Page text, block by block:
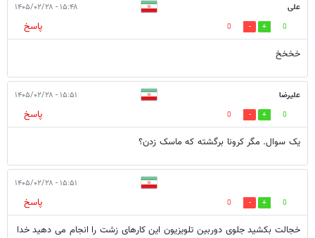
علی ۱۵:۴۸ - ۱۴۰۵/۰۲/۲۸
0
0
پاسخ
خخخخ
علیرضا ۱۵:۵۱ - ۱۴۰۵/۰۲/۲۸
0
0
پاسخ
یک سوال. مگر کرونا برگشته که ماسک زدن؟
۱۵:۵۱ - ۱۴۰۵/۰۲/۲۸
0
0
پاسخ
خجالت بکشید جلوی دوربین تلویزیون این کارهای زشت را انجام می دهید خدا